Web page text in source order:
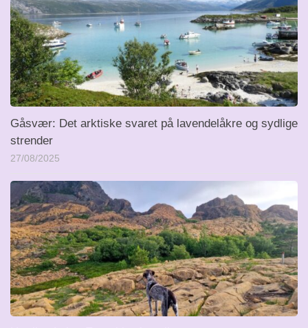
Gåsvær: Det arktiske svaret på lavendelåkre og sydlige
strender
27/08/2025